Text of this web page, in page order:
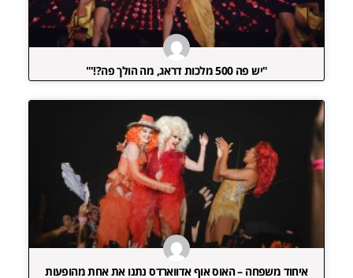
"יש פה 500 מלכות דראג, מה הולך פה?!'"
איחוד משפחה – האוס אוף אדווארדס נתנו את אחת מהופעות